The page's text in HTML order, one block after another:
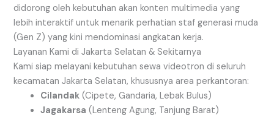
didorong oleh kebutuhan akan konten multimedia yang
lebih interaktif untuk menarik perhatian staf generasi muda
(Gen Z) yang kini mendominasi angkatan kerja.
Layanan Kami di Jakarta Selatan & Sekitarnya
Kami siap melayani kebutuhan sewa videotron di seluruh
kecamatan Jakarta Selatan, khususnya area perkantoran:
Cilandak (Cipete, Gandaria, Lebak Bulus)
Jagakarsa (Lenteng Agung, Tanjung Barat)